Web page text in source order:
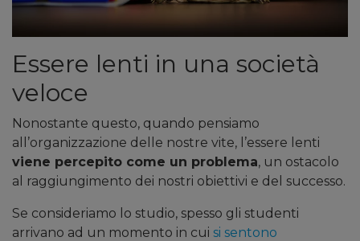
Essere lenti in una società
veloce
Nonostante questo, quando pensiamo
all’organizzazione delle nostre vite, l’essere lenti
viene percepito come un problema, un ostacolo
al raggiungimento dei nostri obiettivi e del successo.
Se consideriamo lo studio, spesso gli studenti
arrivano ad un momento in cui si sentono